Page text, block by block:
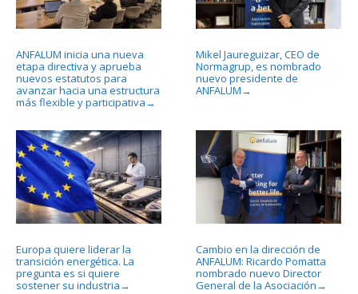
ANFALUM inicia una nueva
etapa directiva y aprueba
nuevos estatutos para
avanzar hacia una estructura
más flexible y participativa →
Mikel Jaureguizar, CEO de
Normagrup, es nombrado
nuevo presidente de
ANFALUM →
Europa quiere liderar la
transición energética. La
pregunta es si quiere
sostener su industria →
Cambio en la dirección de
ANFALUM: Ricardo Pomatta
nombrado nuevo Director
General de la Asociación →